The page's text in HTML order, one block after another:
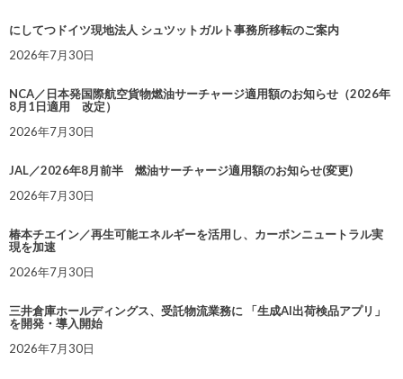
にしてつドイツ現地法人 シュツットガルト事務所移転のご案内
2026年7月30日
NCA／日本発国際航空貨物燃油サーチャージ適用額のお知らせ（2026年
8月1日適用 改定）
2026年7月30日
JAL／2026年8月前半 燃油サーチャージ適用額のお知らせ(変更)
2026年7月30日
椿本チエイン／再生可能エネルギーを活用し、カーボンニュートラル実
現を加速
2026年7月30日
三井倉庫ホールディングス、受託物流業務に 「生成AI出荷検品アプリ」
を開発・導入開始
2026年7月30日